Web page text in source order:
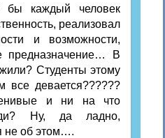
бы каждый человек
реализовал
и возможности,
предназначение… В
Студенты этому
все девается??????
и ни на что
Ну, да ладно,
не об этом….